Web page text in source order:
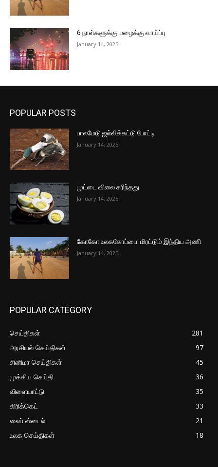
6 நாள்களுக்கு மழைக்கு வாய்ப்பு
January 14, 2025
POPULAR POSTS
பாலமேடு ஜல்லிக்கட்டு போட்டி
January 14, 2025
முட்டை விலை சரிந்தது
January 14, 2025
கோகோ உலககோப்பை: மிரட்டும் இந்திய அணி
January 14, 2025
POPULAR CATEGORY
செய்திகள்
281
அரசியல் செய்திகள்
97
சினிமா செய்திகள்
45
முக்கிய செய்தி
36
விளையாட்டு
35
கிரிக்கெட்
33
லைப் ஸ்டைல்
21
உலக செய்திகள்
18